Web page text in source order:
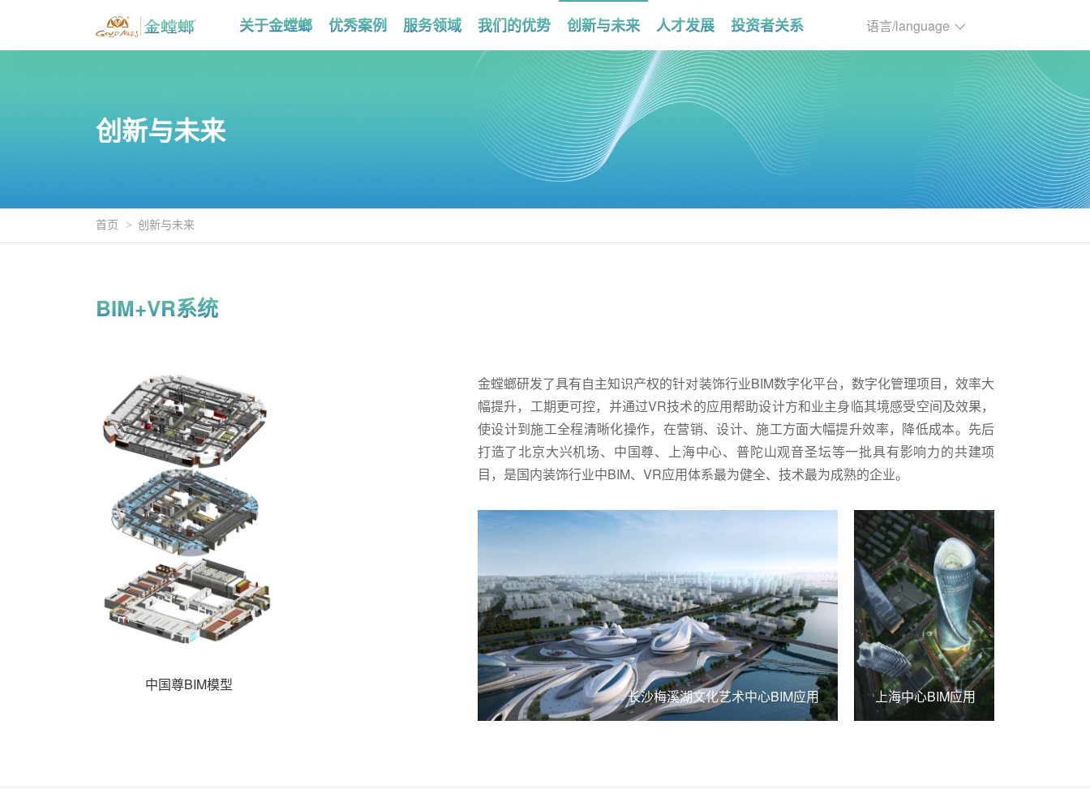
关于金螳螂 优秀案例 服务领域 我们的优势 创新与未来 人才发展 投资者关系 语言/language
创新与未来
首页 创新与未来
BIM+VR系统
中国尊BIM模型
金螳螂研发了具有自主知识产权的针对装饰行业BIM数字化平台，数字化管理项目，效率大
幅提升，工期更可控，并通过VR技术的应用帮助设计方和业主身临其境感受空间及效果，
使设计到施工全程清晰化操作，在营销、设计、施工方面大幅提升效率，降低成本。先后
打造了北京大兴机场、中国尊、上海中心、普陀山观音圣坛等一批具有影响力的共建项
目，是国内装饰行业中BIM、VR应用体系最为健全、技术最为成熟的企业。
长沙梅溪湖文化艺术中心BIM应用 上海中心BIM应用